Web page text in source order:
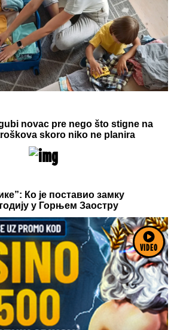
VIDEO
nova linija paketa ALTA